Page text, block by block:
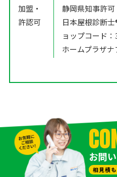
加盟・
許認可
静岡県知事許
日本屋根診断
ョップコード：
ホームプラザ
お問
相見積も